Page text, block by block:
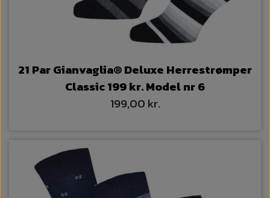
21 Par Gianvaglia® Deluxe Herrestrømper
Classic 199 kr. Model nr 6
199,00 kr.